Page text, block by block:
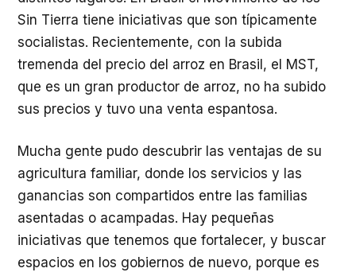
Sin Tierra tiene iniciativas que son típicamente
socialistas. Recientemente, con la subida
tremenda del precio del arroz en Brasil, el MST,
que es un gran productor de arroz, no ha subido
sus precios y tuvo una venta espantosa.
Mucha gente pudo descubrir las ventajas de su
agricultura familiar, donde los servicios y las
ganancias son compartidos entre las familias
asentadas o acampadas. Hay pequeñas
iniciativas que tenemos que fortalecer, y buscar
espacios en los gobiernos de nuevo, porque es